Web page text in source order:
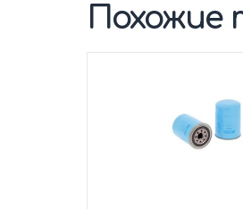
Похожие